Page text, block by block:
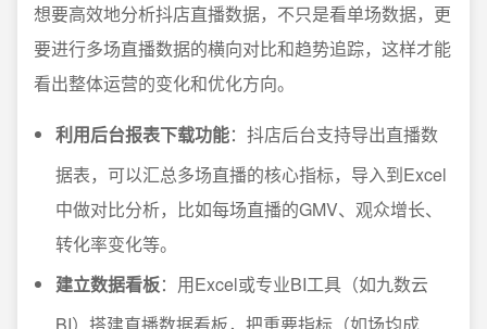
想要高效地分析抖店直播数据，不只是看单场数据，更
要进行多场直播数据的横向对比和趋势追踪，这样才能
看出整体运营的变化和优化方向。
利用后台报表下载功能：抖店后台支持导出直播数
据表，可以汇总多场直播的核心指标，导入到Excel
中做对比分析，比如每场直播的GMV、观众增长、
转化率变化等。
建立数据看板：用Excel或专业BI工具（如九数云